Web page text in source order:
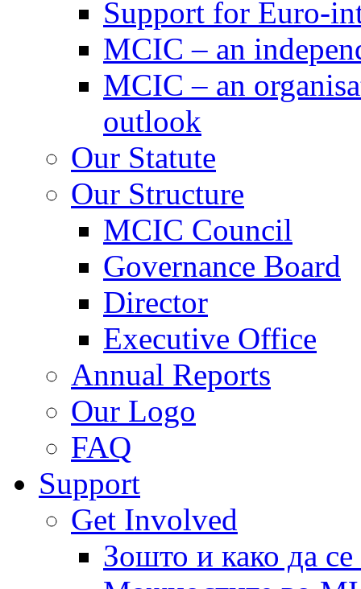
Support for Euro-
MCIC – an
MCIC – an
outlook
Our Statute
Our Structure
MCIC Council
Governance Board
Director
Executive Office
Annual Reports
Our Logo
FAQ
Support
Get Involved
Зошто и како да